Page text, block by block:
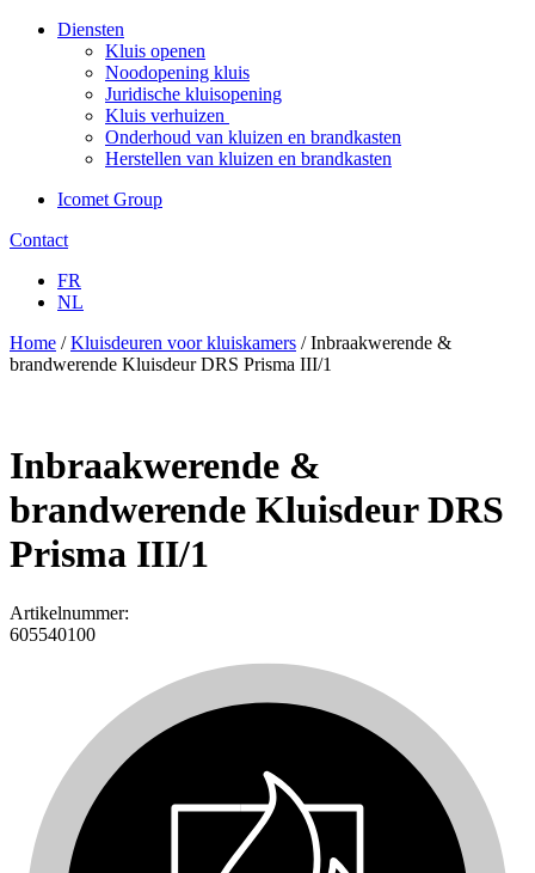
Diensten
Kluis openen
Noodopening kluis
Juridische kluisopening
Kluis verhuizen
Onderhoud van kluizen en brandkasten
Herstellen van kluizen en brandkasten
Icomet Group
Contact
FR
NL
Home /Kluisdeuren voor kluiskamers / Inbraakwerende &
brandwerende Kluisdeur DRS Prisma III/1
Inbraakwerende &
brandwerende Kluisdeur DRS
Prisma III/1
Artikelnummer:
605540100